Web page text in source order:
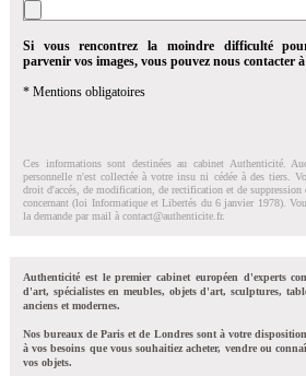
Si vous rencontrez la moindre difficulté
parvenir vos images, vous pouvez nous contacter à
* Mentions obligatoires
Ces informations sont destinées au cabinet Authenticité.
personnelle n'est collectée à votre insu ni cédée à des tiers.
droit d'accés, de modification, de rectification et de suppression
concernant (loi Informatique et Libertés du 6 janvier 1978).
la demande par mail à contact@authenticite.fr.
Authenticité est le premier cabinet européen d'experts
d'art, spécialistes en meubles, objets d'art, sculptures,
anciens et modernes.
Nos bureaux de Paris et de Londres sont à votre
à vos besoins que vous souhaitiez acheter, vendre ou
vos objets.